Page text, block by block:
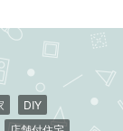
DIY